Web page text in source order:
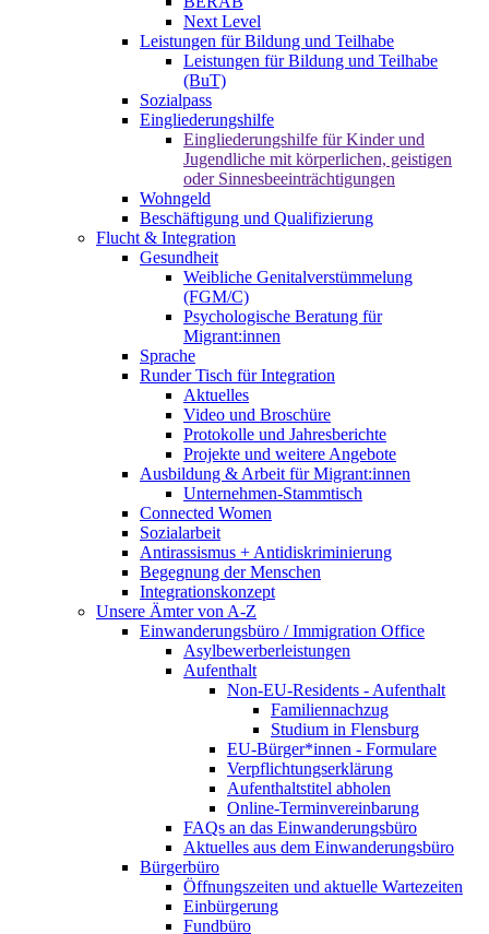
Next Level
Leistungen für Bildung und Teilhabe
Leistungen für Bildung und Teilhabe
(BuT)
Sozialpass
Eingliederungshilfe
Eingliederungshilfe für Kinder und
Jugendliche mit körperlichen, geistigen
oder Sinnesbeeinträchtigungen
Wohngeld
Beschäftigung und Qualifizierung
Flucht & Integration
Gesundheit
Weibliche Genitalverstümmelung
(FGM/C)
Psychologische Beratung für
Migrant:innen
Sprache
Runder Tisch für Integration
Aktuelles
Video und Broschüre
Protokolle und Jahresberichte
Projekte und weitere Angebote
Ausbildung & Arbeit für Migrant:innen
Unternehmen-Stammtisch
Connected Women
Sozialarbeit
Antirassismus + Antidiskriminierung
Begegnung der Menschen
Integrationskonzept
Unsere Ämter von A-Z
Einwanderungsbüro / Immigration Office
Asylbewerberleistungen
Aufenthalt
Non-EU-Residents - Aufenthalt
Familiennachzug
Studium in Flensburg
EU-Bürger*innen - Formulare
Verpflichtungserklärung
Aufenthaltstitel abholen
Online-Terminvereinbarung
FAQs an das Einwanderungsbüro
Aktuelles aus dem Einwanderungsbüro
Bürgerbüro
Öffnungszeiten und aktuelle Wartezeiten
Einbürgerung
Fundbüro